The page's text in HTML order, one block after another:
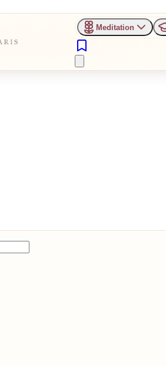
Meditation